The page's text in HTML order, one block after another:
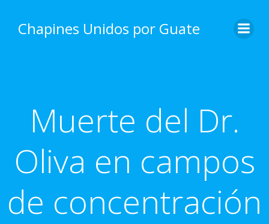
content
Chapines Unidos por Guate
Muerte del Dr.
Oliva en campos
de concentración